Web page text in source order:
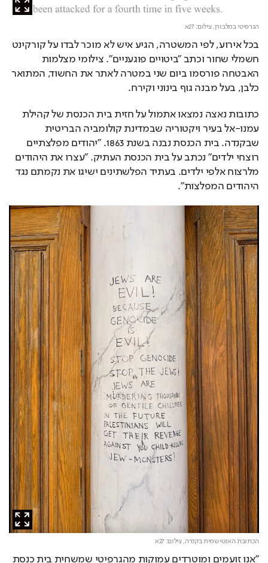
הגרפיטי במלבורן,צילום: 27א
כלבן, בעל מבנה גוף בינוני וקירח.
היהודים המפלצות".
הכתובת האנטישמית בקנדה,צילום: 27א